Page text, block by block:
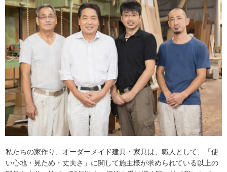
私たちの家作り、オーダーメイド建具・家具は、職人として、「使
い心地・見ため・丈夫さ」に関して施主様が求められている以上の